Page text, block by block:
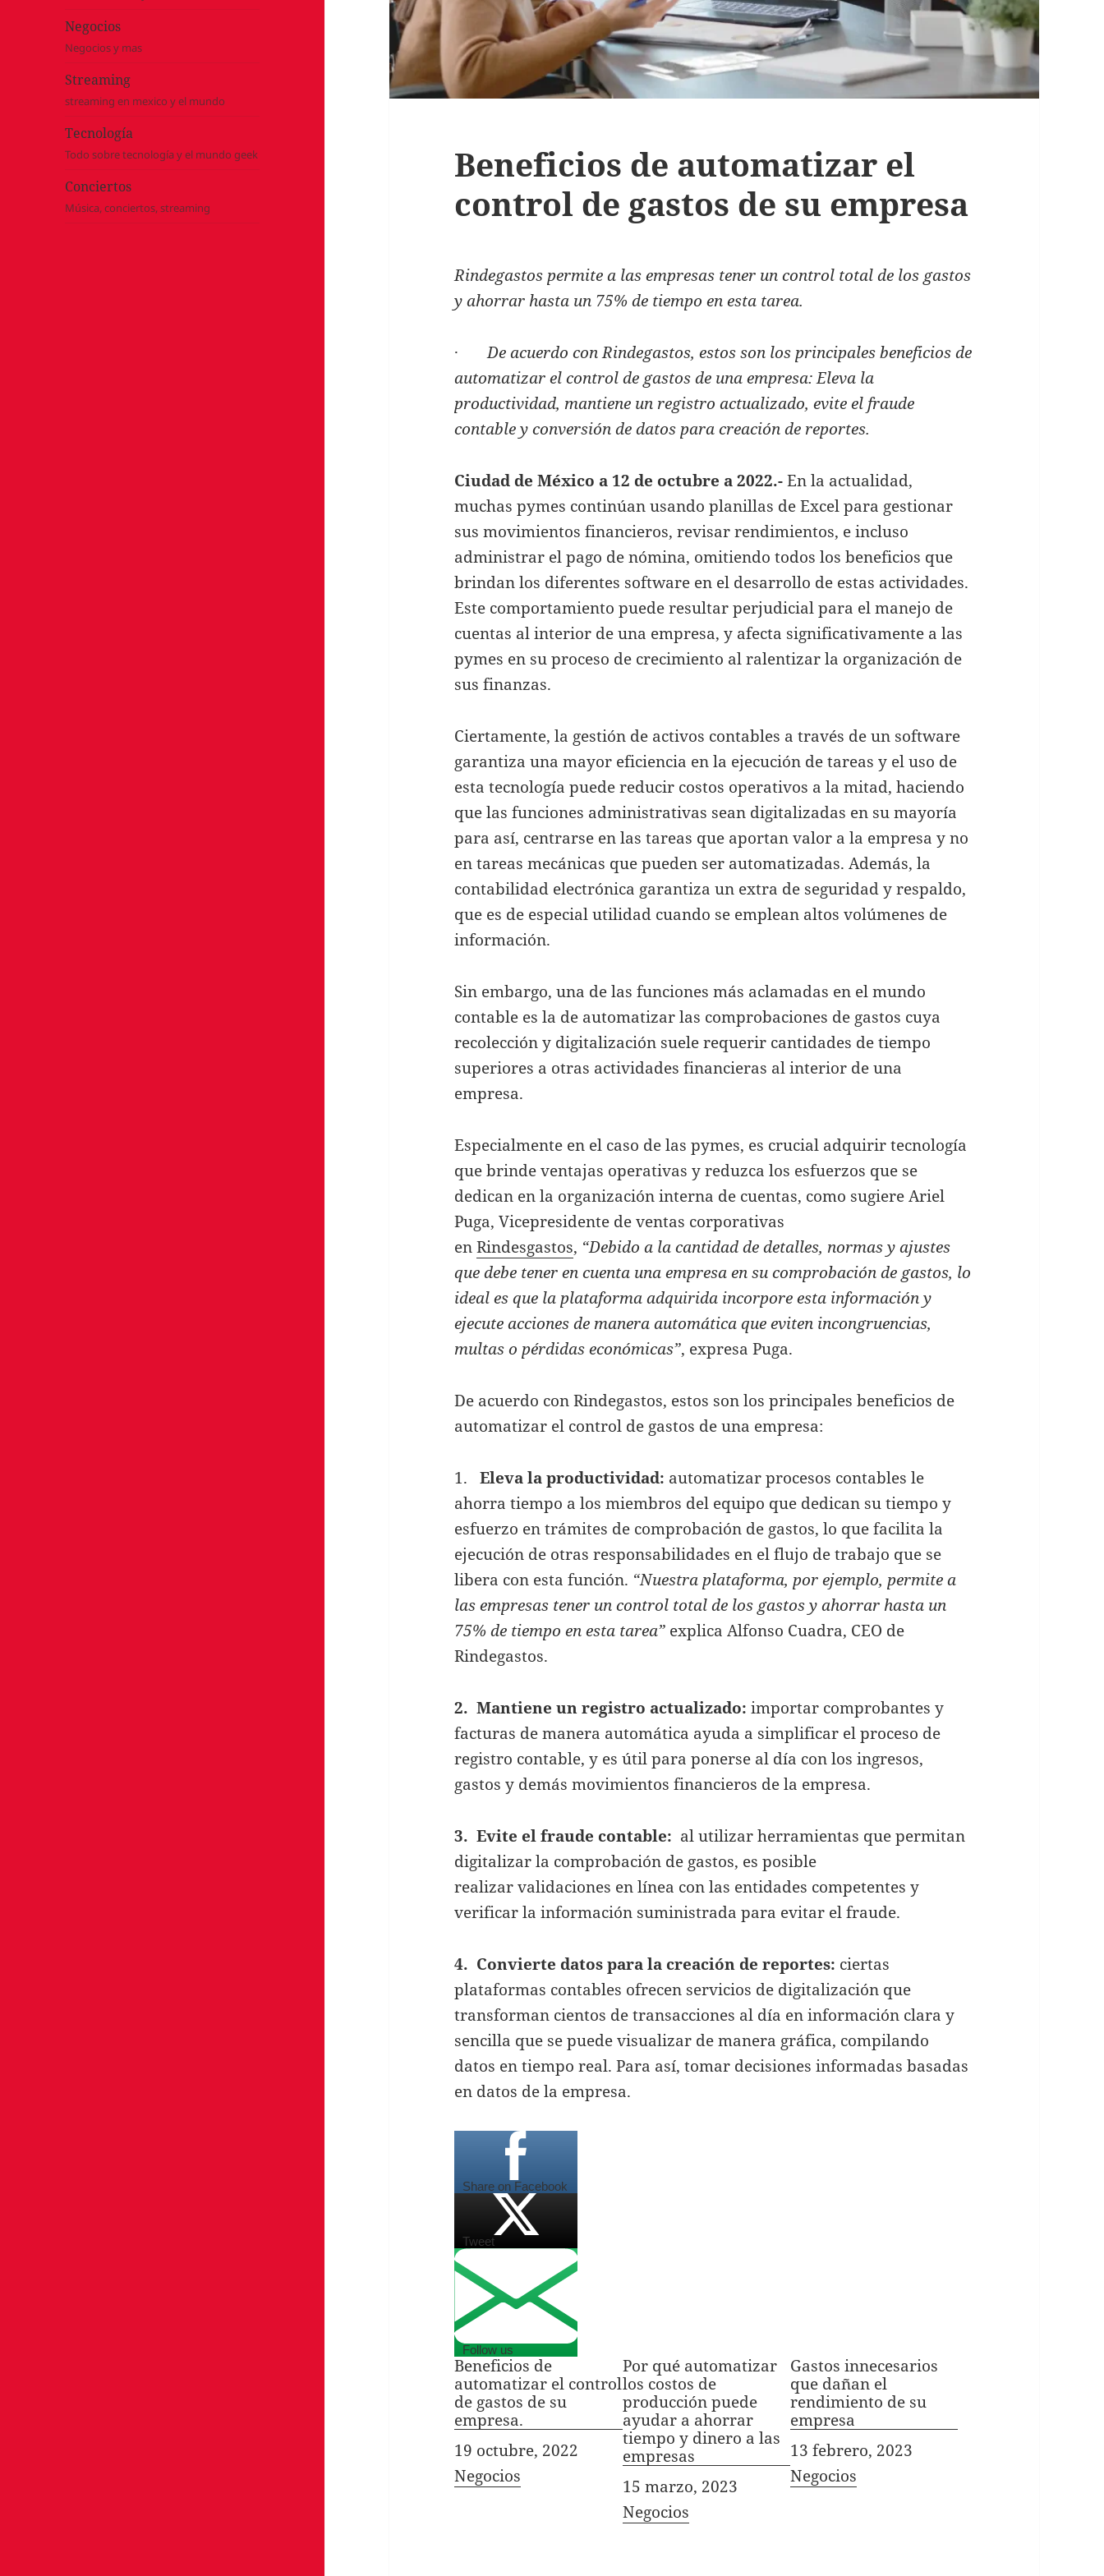
Negocios
Negocios y mas
Streaming
streaming en mexico y el mundo
Tecnología
Todo sobre tecnología y el mundo geek
Conciertos
Música, conciertos, streaming
Beneficios de automatizar el
control de gastos de su empresa
Rindegastos permite a las empresas tener un control total de los gastos
y ahorrar hasta un 75% de tiempo en esta tarea.
·De acuerdo con Rindegastos, estos son los principales beneficios de
automatizar el control de gastos de una empresa: Eleva la
productividad, mantiene un registro actualizado, evite el fraude
contable y conversión de datos para creación de reportes.
Ciudad de México a 12 de octubre a 2022.-En la actualidad,
muchas pymes continúan usando planillas de Excel para gestionar
sus movimientos financieros, revisar rendimientos, e incluso
administrar el pago de nómina, omitiendo todos los beneficios que
brindan los diferentes software en el desarrollo de estas actividades.
Este comportamiento puede resultar perjudicial para el manejo de
cuentas al interior de una empresa, y afecta significativamente a las
pymes en su proceso de crecimiento al ralentizar la organización de
sus finanzas.
Ciertamente, la gestión de activos contables a través de un software
garantiza una mayor eficiencia en la ejecución de tareas y el uso de
esta tecnología puede reducir costos operativos a la mitad, haciendo
que las funciones administrativas sean digitalizadas en su mayoría
para así, centrarse en las tareas que aportan valor a la empresa y no
en tareas mecánicas que pueden ser automatizadas. Además, la
contabilidad electrónica garantiza un extra de seguridad y respaldo,
que es de especial utilidad cuando se emplean altos volúmenes de
información.
Sin embargo, una de las funciones más aclamadas en el mundo
contable es la de automatizar las comprobaciones de gastos cuya
recolección y digitalización suele requerir cantidades de tiempo
superiores a otras actividades financieras al interior de una
empresa.
Especialmente en el caso de las pymes, es crucial adquirir tecnología
que brinde ventajas operativas y reduzca los esfuerzos que se
dedican en la organización interna de cuentas, como sugiere Ariel
Puga, Vicepresidente de ventas corporativas
enRindesgastos, “Debido a la cantidad de detalles, normas y ajustes
que debe tener en cuenta una empresa en su comprobación de gastos, lo
ideal es que la plataforma adquirida incorpore esta información y
ejecute acciones de manera automática que eviten incongruencias,
multas o pérdidas económicas”, expresa Puga.
De acuerdo con Rindegastos, estos son los principales beneficios de
automatizar el control de gastos de una empresa:
1.Eleva la productividad: automatizar procesos contables le
ahorra tiempo a los miembros del equipo que dedican su tiempo y
esfuerzo en trámites de comprobación de gastos, lo que facilita la
ejecución de otras responsabilidades en el flujo de trabajo que se
libera con esta función. “Nuestra plataforma, por ejemplo, permite a
las empresas tener un control total de los gastos y ahorrar hasta un
75% de tiempo en esta tarea” explica Alfonso Cuadra, CEO de
Rindegastos.
2. Mantiene un registro actualizado:importar comprobantes y
facturas de manera automática ayuda a simplificar el proceso de
registro contable, y es útil para ponerse al día con los ingresos,
gastos y demás movimientos financieros de la empresa.
3. Evite el fraude contable: al utilizar herramientas que permitan
digitalizar la comprobación de gastos, es posible
realizar validaciones en línea con las entidades competentes y
verificar la información suministrada para evitar el fraude.
4. Convierte datos para la creación de reportes: ciertas
plataformas contables ofrecen servicios de digitalización que
transforman cientos de transacciones al día en información clara y
sencilla que se puede visualizar de manera gráfica, compilando
datos en tiempo real. Para así, tomar decisiones informadas basadas
en datos de la empresa.
Share on Facebook
Tweet
Follow us
Beneficios de
automatizar el control
de gastos de su
empresa.
Fecha
19 octubre, 2022
In relation to
Negocios
Por qué automatizar
los costos de
producción puede
ayudar a ahorrar
tiempo y dinero a las
empresas
Fecha
15 marzo, 2023
In relation to
Negocios
Gastos innecesarios
que dañan el
rendimiento de su
empresa
Fecha
13 febrero, 2023
In relation to
Negocios